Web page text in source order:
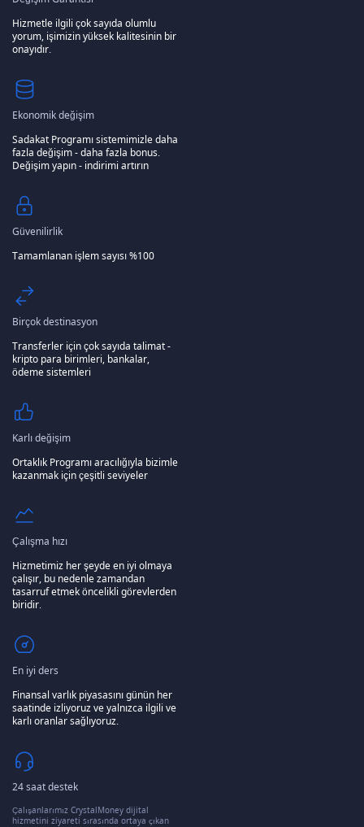
Hizmetle ilgili çok sayıda olumlu
yorum, işimizin yüksek kalitesinin bir
onayıdır.
Ekonomik değişim
Sadakat Programı sistemimizle daha
fazla değişim - daha fazla bonus.
Değişim yapın - indirimi artırın
Güvenilirlik
Tamamlanan işlem sayısı %100
Birçok destinasyon
Transferler için çok sayıda talimat -
kripto para birimleri, bankalar,
ödeme sistemleri
Karlı değişim
Ortaklık Programı aracılığıyla bizimle
kazanmak için çeşitli seviyeler
Çalışma hızı
Hizmetimiz her şeyde en iyi olmaya
çalışır, bu nedenle zamandan
tasarruf etmek öncelikli görevlerden
biridir.
En iyi ders
Finansal varlık piyasasını günün her
saatinde izliyoruz ve yalnızca ilgili ve
karlı oranlar sağlıyoruz.
24 saat destek
Çalışanlarımız CrystalMoney dijital
hizmetini ziyareti sırasında ortaya çıkan